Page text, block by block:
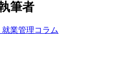
筆者
業管理コラム